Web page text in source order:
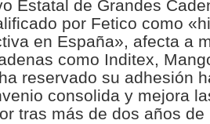
Estatal de Grandes
por Fetico como
en España», afecta a
como Inditex,
reservado su adhesión
consolida y mejora
tras más de dos años